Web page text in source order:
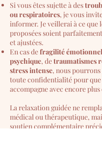
Si vous êtes sujette à des
ou respiratoires, je vous
informer. Je veillerai à ce que
proposées soient
et ajustées.
En cas defragilité
psychique, detraumatismes
stress intense, nous
toute confidentialité pour que
accompagne avec encore
La relaxation guidée ne
médical ou thérapeutique,
soutien complémentaire